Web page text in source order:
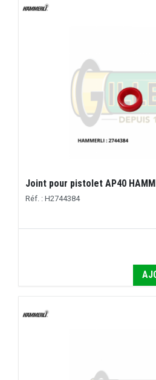
Joint pour pistolet AP40
Réf. : H2744384